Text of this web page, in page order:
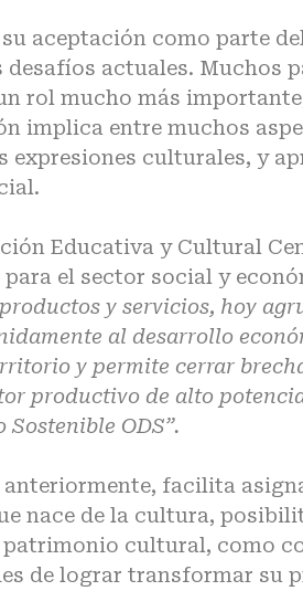
aceptación como parte
desafíos actuales. Muchos
rol mucho más
implica entre muchos
expresiones culturales, y
Educativa y Cultural
el sector social y
y servicios, hoy
al desarrollo
y permite cerrar
productivo de alto
Sostenible ODS”.
anteriormente, facilita
nace de la cultura,
cultural, como
de lograr transformar su